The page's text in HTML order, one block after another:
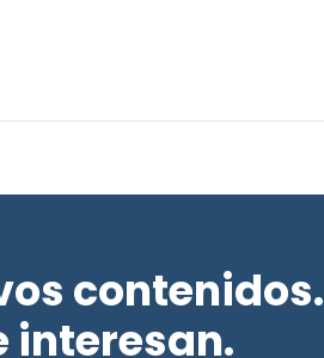
contenidos.
interesan.